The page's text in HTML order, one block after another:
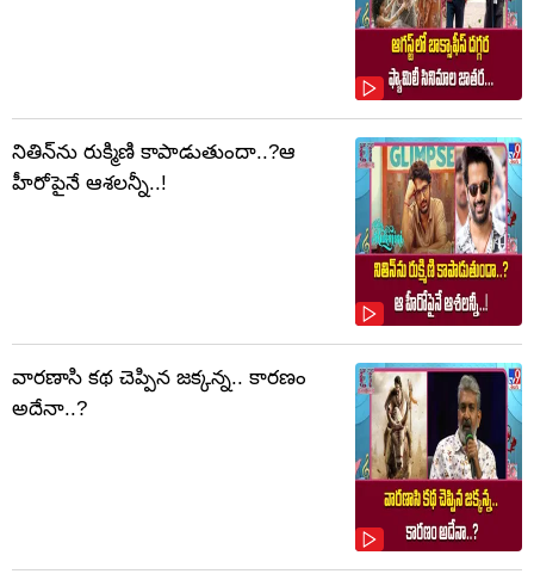
నితిన్‌ను రుక్మిణి కాపాడుతుందా..?ఆ
హీరోపైనే ఆశలన్నీ..!
వారణాసి కథ చెప్పిన జక్కన్న.. కారణం
అదేనా..?